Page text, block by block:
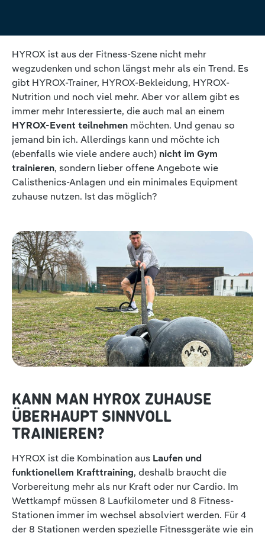
HYROX ist aus der Fitness-Szene nicht mehr
wegzudenken und schon längst mehr als ein Trend. Es
gibt HYROX-Trainer, HYROX-Bekleidung, HYROX-
Nutrition und noch viel mehr. Aber vor allem gibt es
immer mehr Interessierte, die auch mal an einem
HYROX-Event teilnehmen möchten. Und genau so
jemand bin ich. Allerdings kann und möchte ich
(ebenfalls wie viele andere auch) nicht im Gym
trainieren, sondern lieber offene Angebote wie
Calisthenics-Anlagen und ein minimales Equipment
zuhause nutzen. Ist das möglich?
KANN MAN HYROX ZUHAUSE
ÜBERHAUPT SINNVOLL
TRAINIEREN?
HYROX ist die Kombination aus Laufen und
funktionellem Krafttraining, deshalb braucht die
Vorbereitung mehr als nur Kraft oder nur Cardio. Im
Wettkampf müssen 8 Laufkilometer und 8 Fitness-
Stationen immer im wechsel absolviert werden. Für 4
der 8 Stationen werden spezielle Fitnessgeräte wie ein